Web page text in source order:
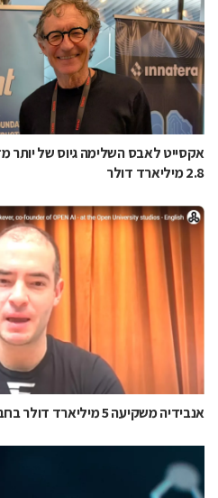
2.8 מיליארד דולר
אנבידיה משקיעה 5 מיליארד דולר בחברת ה-AI של איליה סוצקבר